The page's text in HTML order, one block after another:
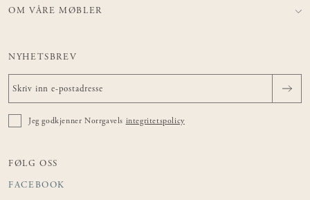
OM VÅRE MØBLER
NYHETSBREV
Jeg godkjenner Norrgavels integritetspolicy
FØLG OSS
FACEBOOK